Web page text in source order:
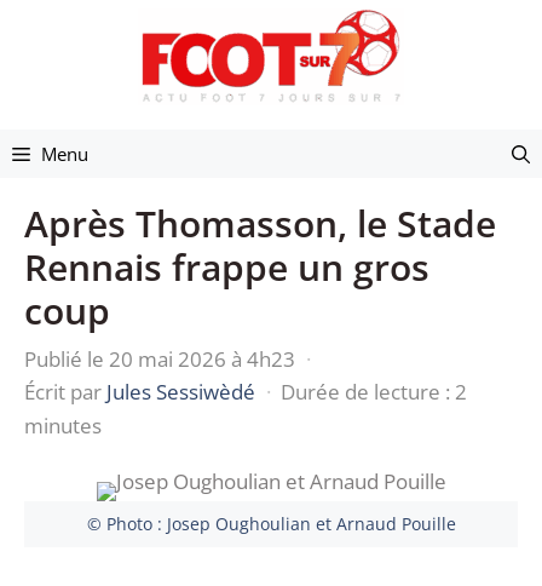
Menu
Après Thomasson, le Stade
Rennais frappe un gros
coup
Publié le 20 mai 2026 à 4h23 ·
Écrit par Jules Sessiwèdé · Durée de lecture : 2
minutes
© Photo : Josep Oughoulian et Arnaud Pouille